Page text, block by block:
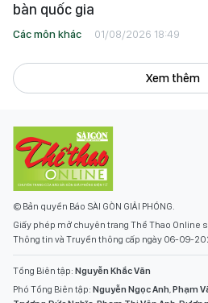
bàn quốc gia
Các môn khác 01/08/2026 18:49
Xem thêm
© Bản quyền Báo SÀI GÒN GIẢI PHÓNG.
Giấy phép mở chuyên trang Thể Thao Online
Thông tin và Truyền thông cấp ngày 06-09-
Tổng Biên tập: Nguyễn Khắc Văn
Phó Tổng Biên tập: Nguyễn Ngọc Anh,Phạm